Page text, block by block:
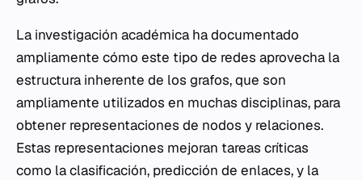
La investigación académica ha documentado
ampliamente cómo este tipo de redes aprovecha la
estructura inherente de los grafos, que son
ampliamente utilizados en muchas disciplinas, para
obtener representaciones de nodos y relaciones.
Estas representaciones mejoran tareas críticas
como la clasificación, predicción de enlaces, y la